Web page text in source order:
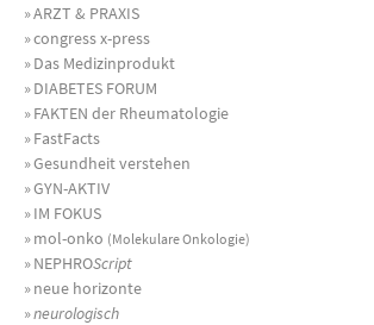
»ARZT & PRAXIS
»congress x-press
»Das Medizinprodukt
»DIABETES FORUM
»FAKTEN der Rheumatologie
»FastFacts
»Gesundheit verstehen
»GYN-AKTIV
»IM FOKUS
»mol-onko (Molekulare Onkologie)
»NEPHROScript
»neue horizonte
»neurologisch